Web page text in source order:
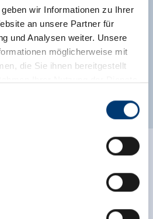
wir Informationen zu Ihrer
an unsere Partner für
und Analysen weiter. Unsere
möglicherweise mit
die Sie ihnen bereitgestellt
Ziller
Centrale ligging